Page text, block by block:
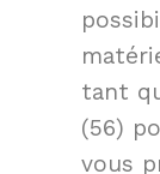
tant
(56)
vous